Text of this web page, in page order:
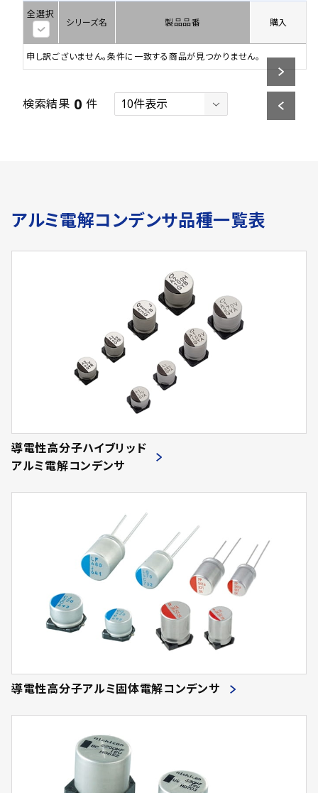
全選択
シリーズ名 製品品番 購入
申し訳ございません。条件に一致する商品が見つかりません。
検索結果 0 件
アルミ電解コンデンサ品種一覧表
導電性高分子ハイブリッド
アルミ電解コンデンサ
導電性高分子アルミ固体電解コンデンサ